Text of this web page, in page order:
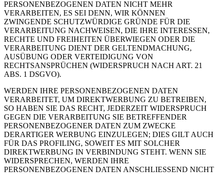
PERSONENBEZOGENEN DATEN NICHT MEHR
VERARBEITEN, ES SEI DENN, WIR KÖNNEN
ZWINGENDE SCHUTZWÜRDIGE GRÜNDE FÜR DIE
VERARBEITUNG NACHWEISEN, DIE IHRE INTERESSEN,
RECHTE UND FREIHEITEN ÜBERWIEGEN ODER DIE
VERARBEITUNG DIENT DER GELTENDMACHUNG,
AUSÜBUNG ODER VERTEIDIGUNG VON
RECHTSANSPRÜCHEN (WIDERSPRUCH NACH ART. 21
ABS. 1 DSGVO).
WERDEN IHRE PERSONENBEZOGENEN DATEN
VERARBEITET, UM DIREKTWERBUNG ZU BETREIBEN,
SO HABEN SIE DAS RECHT, JEDERZEIT WIDERSPRUCH
GEGEN DIE VERARBEITUNG SIE BETREFFENDER
PERSONENBEZOGENER DATEN ZUM ZWECKE
DERARTIGER WERBUNG EINZULEGEN; DIES GILT AUCH
FÜR DAS PROFILING, SOWEIT ES MIT SOLCHER
DIREKTWERBUNG IN VERBINDUNG STEHT. WENN SIE
WIDERSPRECHEN, WERDEN IHRE
PERSONENBEZOGENEN DATEN ANSCHLIESSEND NICHT